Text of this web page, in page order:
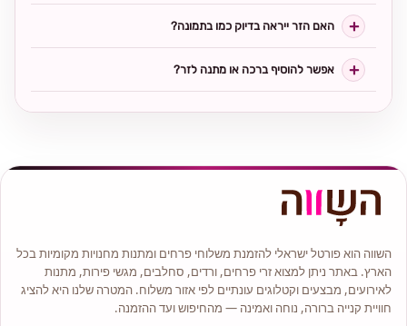
האם הזר ייראה בדיוק כמו בתמונה?
אפשר להוסיף ברכה או מתנה לזר?
השווה הוא פורטל ישראלי להזמנת משלוחי פרחים ומתנות מחנויות מקומיות בכל
הארץ. באתר ניתן למצוא זרי פרחים, ורדים, סחלבים, מגשי פירות, מתנות
לאירועים, מבצעים וקטלוגים עונתיים לפי אזור משלוח. המטרה שלנו היא להציג
חוויית קנייה ברורה, נוחה ואמינה — מהחיפוש ועד ההזמנה.